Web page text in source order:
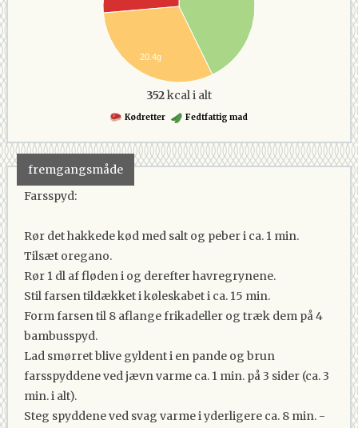
20.4g
352kcal i alt
Kødretter Fedtfattig mad
fremgangsmåde
Farsspyd:
Rør det hakkede kød med salt og peber i ca. 1 min.
Tilsæt oregano.
Rør 1 dl af fløden i og derefter havregrynene.
Stil farsen tildækket i køleskabet i ca. 15 min.
Form farsen til 8 aflange frikadeller og træk dem på 4
bambusspyd.
Lad smørret blive gyldent i en pande og brun
farsspyddene ved jævn varme ca. 1 min. på 3 sider (ca. 3
min. i alt).
Steg spyddene ved svag varme i yderligere ca. 8 min. -